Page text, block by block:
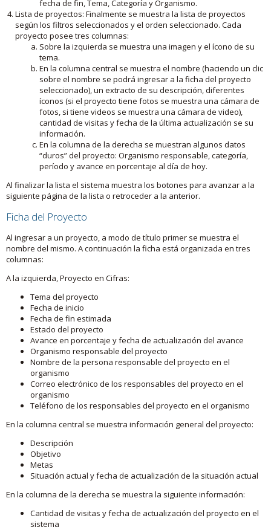
fecha de fin, Tema, Categoría y Organismo.
Lista de proyectos: Finalmente se muestra la lista de proyectos
según los filtros seleccionados y el orden seleccionado. Cada
proyecto posee tres columnas:
Sobre la izquierda se muestra una imagen y el ícono de su
tema.
En la columna central se muestra el nombre (haciendo un clic
sobre el nombre se podrá ingresar a la ficha del proyecto
seleccionado), un extracto de su descripción, diferentes
íconos (si el proyecto tiene fotos se muestra una cámara de
fotos, si tiene videos se muestra una cámara de video),
cantidad de visitas y fecha de la última actualización se su
información.
En la columna de la derecha se muestran algunos datos
“duros” del proyecto: Organismo responsable, categoría,
período y avance en porcentaje al día de hoy.
Al finalizar la lista el sistema muestra los botones para avanzar a la
siguiente página de la lista o retroceder a la anterior.
Ficha del Proyecto
Al ingresar a un proyecto, a modo de título primer se muestra el
nombre del mismo. A continuación la ficha está organizada en tres
columnas:
A la izquierda, Proyecto en Cifras:
Tema del proyecto
Fecha de inicio
Fecha de fin estimada
Estado del proyecto
Avance en porcentaje y fecha de actualización del avance
Organismo responsable del proyecto
Nombre de la persona responsable del proyecto en el
organismo
Correo electrónico de los responsables del proyecto en el
organismo
Teléfono de los responsables del proyecto en el organismo
En la columna central se muestra información general del proyecto:
Descripción
Objetivo
Metas
Situación actual y fecha de actualización de la situación actual
En la columna de la derecha se muestra la siguiente información:
Cantidad de visitas y fecha de actualización del proyecto en el
sistema